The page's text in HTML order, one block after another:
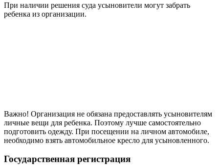
При наличии решения суда усыновители могут забрать
ребенка из организации.
Важно! Организация не обязана предоставлять усыновителям
личные вещи для ребенка. Поэтому лучше самостоятельно
подготовить одежду. При посещении на личном автомобиле,
необходимо взять автомобильное кресло для усыновленного.
Государственная регистрация